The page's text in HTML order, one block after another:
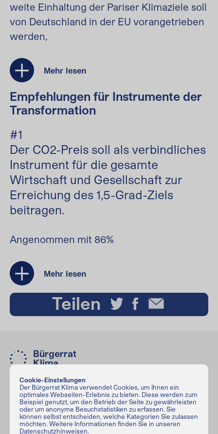
weite Einhaltung der Pariser Klimaziele soll
von Deutschland in der EU vorangetrieben
werden,
Mehr lesen
Empfehlungen für Instrumente der
Transformation
#1
Der CO2-Preis soll als verbindliches
Instrument für die gesamte
Wirtschaft und Gesellschaft zur
Erreichung des 1,5-Grad-Ziels
beitragen.
Angenommen mit 86%
Mehr lesen
Teilen
Bürgerrat
Klima
Bürgerrat Klima
Haus der Demokratie und Menschenrechte
Greifswalder Str. 4, 10405 Berlin
info@buergerrat-klima.de
Cookie-Einstellungen
Der Bürgerrat Klima verwendet Cookies, um Ihnen ein
optimales Webseiten-Erlebnis zu bieten. Diese werden zum
Beispiel genutzt, um den Betrieb der Seite zu gewährleisten
oder um anonyme Besuchstatistiken zu erfassen. Sie
können selbst entscheiden, welche Kategorien Sie zulassen
möchten. Weitere Informationen finden Sie in unseren
Datenschutzhinweisen.